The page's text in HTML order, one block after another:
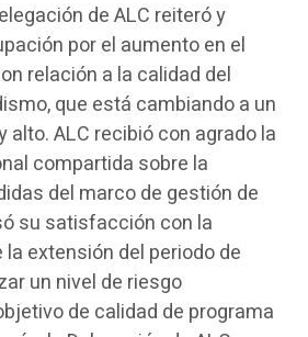
de ALC reiteró y
por el aumento en el
relación a la calidad del
que está cambiando a un
alto. ALC recibió con agrado la
compartida sobre la
del marco de gestión de
su satisfacción con la
extensión del periodo de
un nivel de riesgo
de calidad de programa